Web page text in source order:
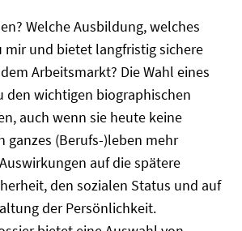
Welche Ausbildung, welches
mir und bietet langfristig sichere
Arbeitsmarkt? Die Wahl eines
den wichtigen biographischen
auch wenn sie heute keine
ganzes (Berufs-)leben mehr
auf die spätere
den sozialen Status und auf
der Persönlichkeit.